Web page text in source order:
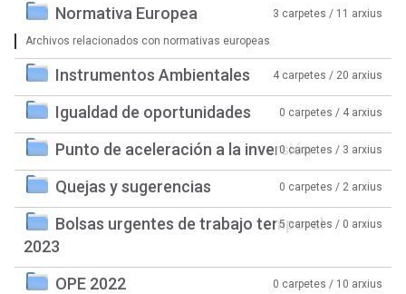
Normativa Europea 3 carpetes / 11 arxius
Archivos relacionados con normativas europeas
Instrumentos Ambientales 4 carpetes / 20 arxius
Igualdad de oportunidades 0 carpetes / 4 arxius
Punto de aceleración a la inversión0 carpetes / 3 arxius
Quejas y sugerencias 0 carpetes / 2 arxius
Bolsas urgentes de trabajo temporal
2023
5 carpetes / 0 arxius
OPE 2022 0 carpetes / 10 arxius